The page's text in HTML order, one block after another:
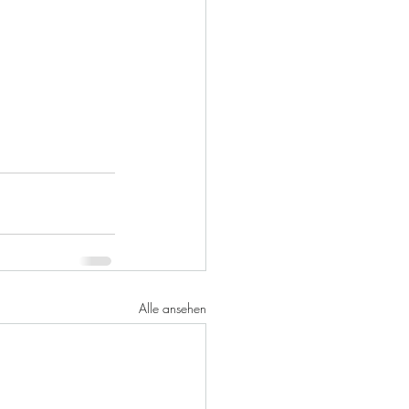
Alle ansehen